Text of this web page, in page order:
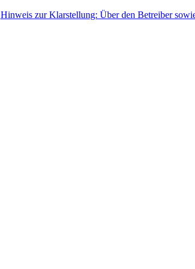
Hinweis zur Klarstellung: Über den Betreiber